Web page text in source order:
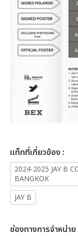
เเท็กที่เกี่ยวข้อง :
2024-2025 JAY B
BANGKOK
JAY B
ช่องทางการจำหน่าย